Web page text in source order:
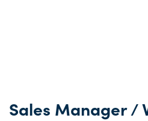
Sales Manager /